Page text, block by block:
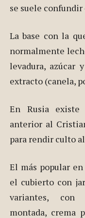
España como
o "flapjacks" es
se suele
La base con la
levadura, azúcar
extracto (canela,
anterior al
para rendir culto al
El más popular